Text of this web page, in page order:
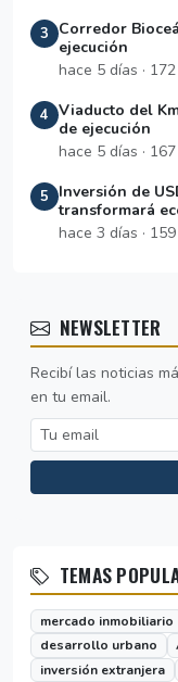
3
Corredor
ejecución
hace 5 días ·
4 Viaducto del
de ejecución
hace 5 días ·
5
Inversión de
transformará
hace 3 días ·
NEWSLETTER
Recibí las noticias
en tu email.
TEMAS
mercado inmobiliario
desarrollo urbano
inversión extranjera